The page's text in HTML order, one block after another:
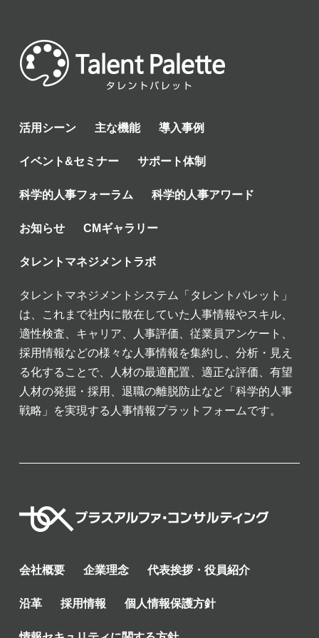
活用シーン 主な機能 導入事例
イベント&セミナー サポート体制
科学的人事フォーラム 科学的人事アワード
お知らせ CMギャラリー
タレントマネジメントラボ
タレントマネジメントシステム「タレントパレット」
は、これまで社内に散在していた人事情報やスキル、
適性検査、キャリア、人事評価、従業員アンケート、
採用情報などの様々な人事情報を集約し、分析・見え
る化することで、人材の最適配置、適正な評価、有望
人材の発掘・採用、退職の離脱防止など「科学的人事
戦略」を実現する人事情報プラットフォームです。
会社概要 企業理念 代表挨拶・役員紹介
沿革 採用情報 個人情報保護方針